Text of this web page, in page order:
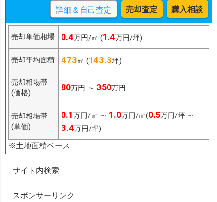
詳細＆自己査定 売却査定 購入相談
売却単価相場 0.4万円/㎡ (1.4万円/坪)
売却平均面積 473㎡ (143.3坪)
売却相場帯
(価格)
80万円 ～ 350万円
売却相場帯
(単価)
0.1万円/㎡ ～ 1.0万円/㎡(0.5万円/坪 ～
3.4万円/坪)
※土地面積ベース
サイト内検索
スポンサーリンク